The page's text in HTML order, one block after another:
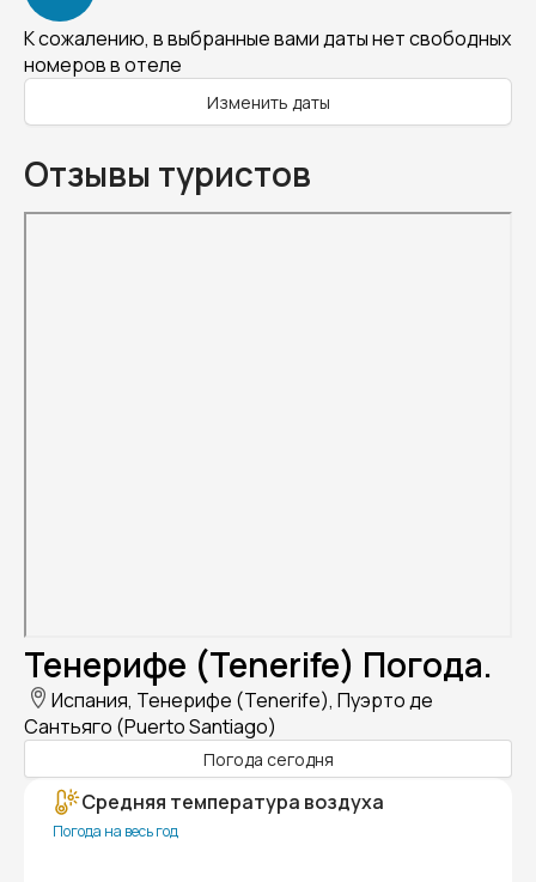
К сожалению, в выбранные вами даты нет свободных
номеров в отеле
Изменить даты
Отзывы туристов
Тенерифе (Tenerife) Погода.
Испания, Тенерифе (Tenerife), Пуэрто де
Сантьяго (Puerto Santiago)
Погода сегодня
Средняя температура воздуха
Погода на весь год